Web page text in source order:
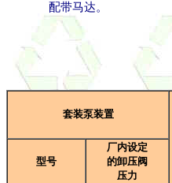
配带马达。
套装泵装置
型号
厂内设定
的卸压阀
压力